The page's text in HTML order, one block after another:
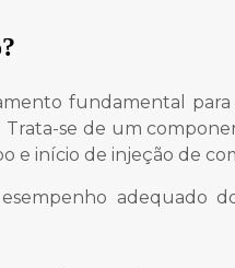
?
fundamental
se de um
e início de injeção de
adequado